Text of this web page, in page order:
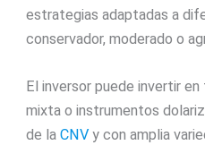
estrategias adaptadas a
conservador, moderado o
El inversor puede invertir
mixta o instrumentos
de la CNVy con amplia